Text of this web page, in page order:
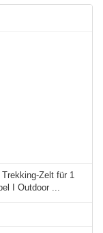
Zelt für 1
I Outdoor ...